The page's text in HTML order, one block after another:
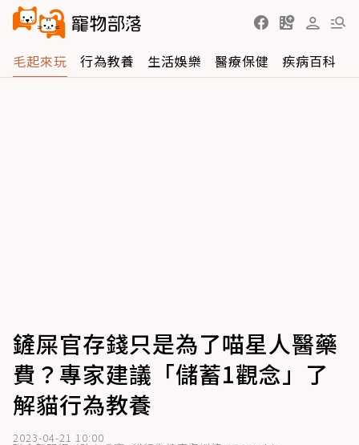
毛起來玩 行為教養 生活娛樂 醫療保健 疾病百科
鏟屎官存錢只是為了喵星人醫藥
費？專家建議「儲蓄1觀念」了
解貓行為教養
2023-04-21 10:00